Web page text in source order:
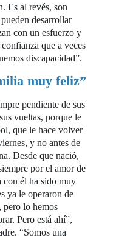
Es al revés, son
desarrollar
con un esfuerzo y
que a veces
discapacidad”.
muy feliz”
pendiente de sus
vueltas, porque le
que le hace volver
y no antes de
Desde que nació,
por el amor de
con él ha sido muy
ya le operaron de
pero lo hemos
Pero está ahí”,
“Somos una